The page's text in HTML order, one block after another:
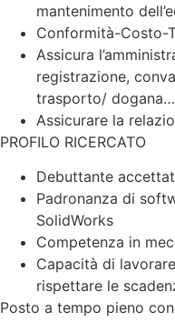
mantenimento
Conformità-Costo-
Assicura
registrazione,
trasporto/
Assicurare la
PROFILO RICERCATO
Debuttante
Padronanza di
SolidWorks
Competenza in
Capacità di
rispettare le
Posto a tempo pieno